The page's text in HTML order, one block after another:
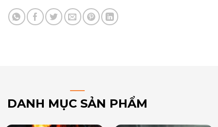
DANH MỤC SẢN PHẨM